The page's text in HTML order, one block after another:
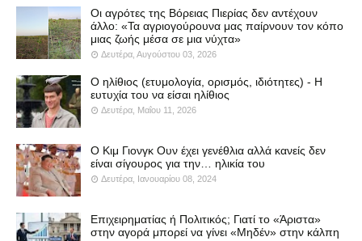
Οι αγρότες της Βόρειας Πιερίας δεν αντέχουν
άλλο: «Τα αγριογούρουνα μας παίρνουν τον κόπο
μιας ζωής μέσα σε μια νύχτα»
Δευτέρα, Αυγούστου 03, 2026
Ο ηλίθιος (ετυμολογία, ορισμός, ιδιότητες) - Η
ευτυχία του να είσαι ηλίθιος
Δευτέρα, Μαΐου 11, 2026
Ο Κιμ Γιονγκ Ουν έχει γενέθλια αλλά κανείς δεν
είναι σίγουρος για την… ηλικία του
Δευτέρα, Ιανουαρίου 08, 2024
Επιχειρηματίας ή Πολιτικός; Γιατί το «Άριστα»
στην αγορά μπορεί να γίνει «Μηδέν» στην κάλπη